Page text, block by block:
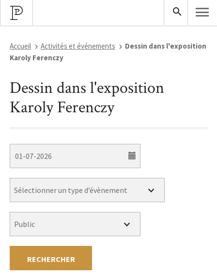
Accueil Activités et événements
Dessin dans l'exposition
Karoly Ferenczy
Dessin dans l'exposition
Karoly Ferenczy
RECHERCHER